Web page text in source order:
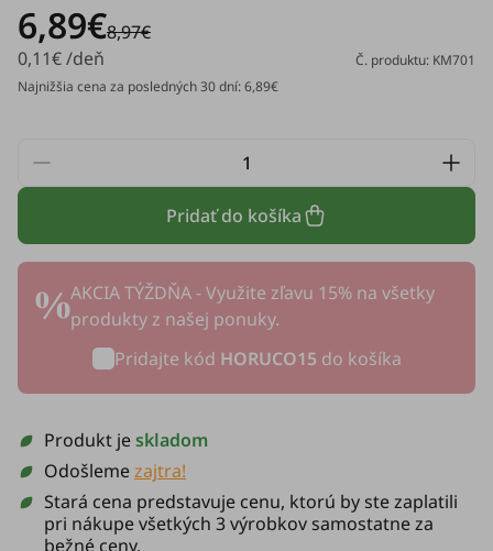
6,89€8,97€
0,11€ /deň
Č. produktu: KM701
Najnižšia cena za posledných 30 dní: 6,89€
Pridať do košíka
AKCIA TÝŽDŇA - Využite zľavu 15% na všetky
produkty z našej ponuky.
Pridajte kód HORUCO15 do košíka
Produkt jeskladom
Odošlemezajtra!
Stará cena predstavuje cenu, ktorú by ste zaplatili
pri nákupe všetkých 3 výrobkov samostatne za
bežné ceny.